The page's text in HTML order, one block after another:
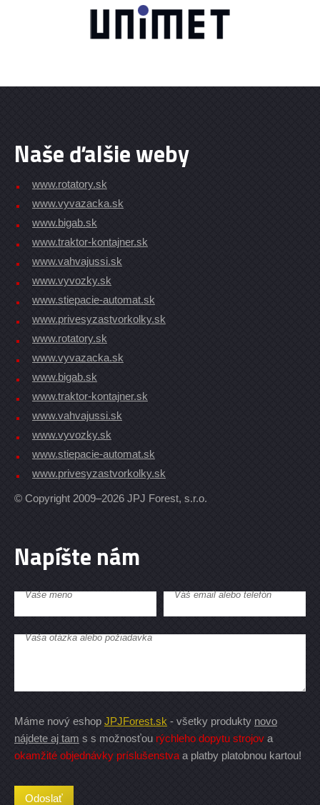
Naše ďalšie weby
www.rotatory.sk
www.vyvazacka.sk
www.bigab.sk
www.traktor-kontajner.sk
www.vahvajussi.sk
www.vyvozky.sk
www.stiepacie-automat.sk
www.privesyzastvorkolky.sk
www.rotatory.sk
www.vyvazacka.sk
www.bigab.sk
www.traktor-kontajner.sk
www.vahvajussi.sk
www.vyvozky.sk
www.stiepacie-automat.sk
www.privesyzastvorkolky.sk
© Copyright 2009–2026 JPJ Forest, s.r.o.
Napíšte nám
Vaše meno Váš email alebo telefón
Vaša otázka alebo požiadavka
Máme nový eshop JPJForest.sk - všetky produkty novo
nájdete aj tam s s možnosťou rýchleho dopytu strojov a
okamžité objednávky príslušenstva a platby platobnou kartou!